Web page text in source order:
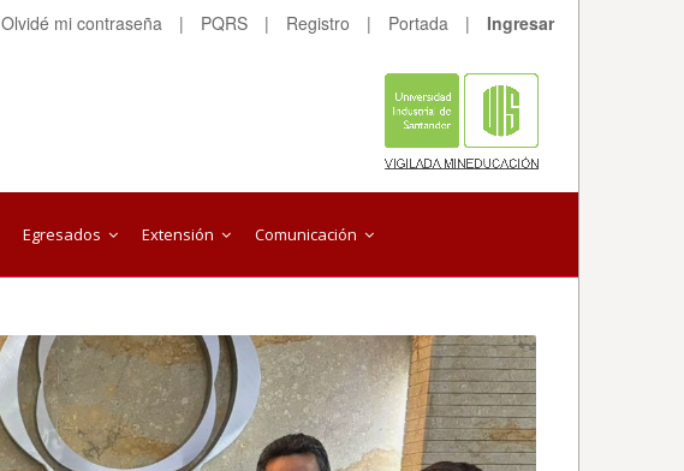
Olvidé mi contraseña | PQRS | Registro | Portada | Ingresar
Egresados Extensión Comunicación